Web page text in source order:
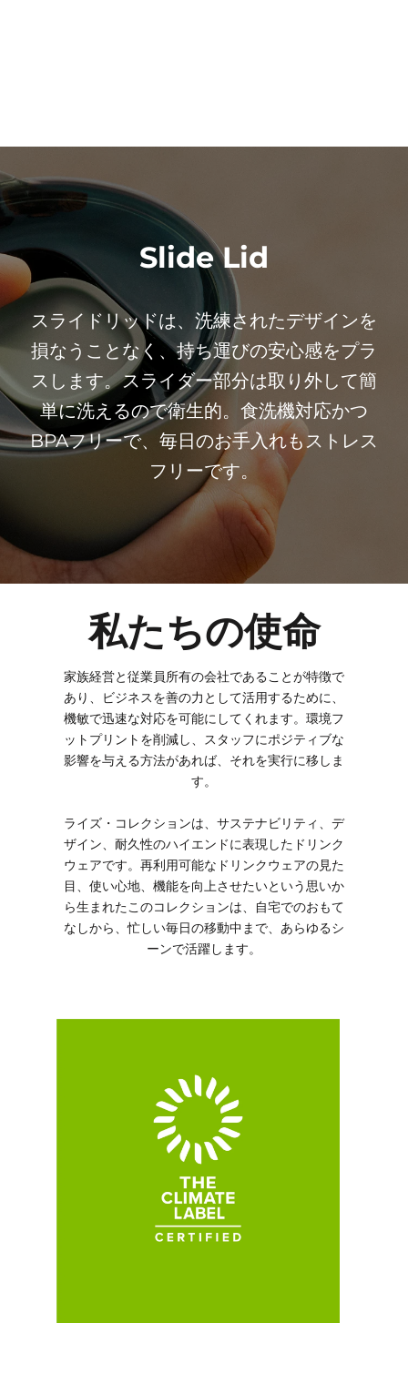
Slide Lid
スライドリッドは、洗練されたデザインを
損なうことなく、持ち運びの安心感をプラ
スします。スライダー部分は取り外して簡
単に洗えるので衛生的。食洗機対応かつ
BPAフリーで、毎日のお手入れもストレス
フリーです。
私たちの使命
家族経営と従業員所有の会社であることが特徴で
あり、ビジネスを善の力として活用するために、
機敏で迅速な対応を可能にしてくれます。環境フ
ットプリントを削減し、スタッフにポジティブな
影響を与える方法があれば、それを実行に移しま
す。
ライズ・コレクションは、サステナビリティ、デ
ザイン、耐久性のハイエンドに表現したドリンク
ウェアです。再利用可能なドリンクウェアの見た
目、使い心地、機能を向上させたいという思いか
ら生まれたこのコレクションは、自宅でのおもて
なしから、忙しい毎日の移動中まで、あらゆるシ
ーンで活躍します。